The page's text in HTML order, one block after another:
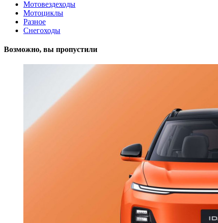
Мотовездеходы
Мотоциклы
Разное
Снегоходы
Возможно, вы пропустили